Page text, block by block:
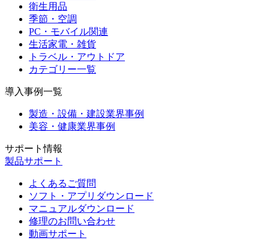
衛生用品
季節・空調
PC・モバイル関連
生活家電・雑貨
トラベル・アウトドア
カテゴリー一覧
導入事例一覧
製造・設備・建設業界事例
美容・健康業界事例
サポート情報
製品サポート
よくあるご質問
ソフト・アプリダウンロード
マニュアルダウンロード
修理のお問い合わせ
動画サポート